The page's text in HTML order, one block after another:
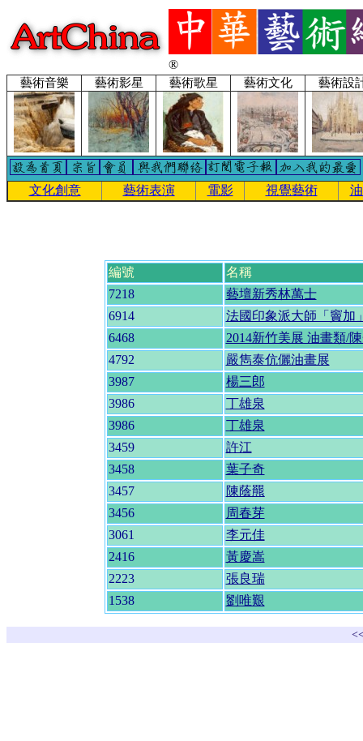
®
藝術音樂 藝術影星 藝術歌星 藝術文化 藝術設
文化創意 藝術表演 電影 視覺藝術
編號
名稱
7218
藝壇新秀林萬士
6914
法國印象派大師「竇加
6468
2014新竹美展 油畫類/
4792
嚴雋泰伉儷油畫展
3987
楊三郎
3986
丁雄泉
3986
丁雄泉
3459
許江
3458
葉子奇
3457
陳蔭羆
3456
周春芽
3061
李元佳
2416
黃慶嵩
2223
張良瑞
1538
劉唯艱